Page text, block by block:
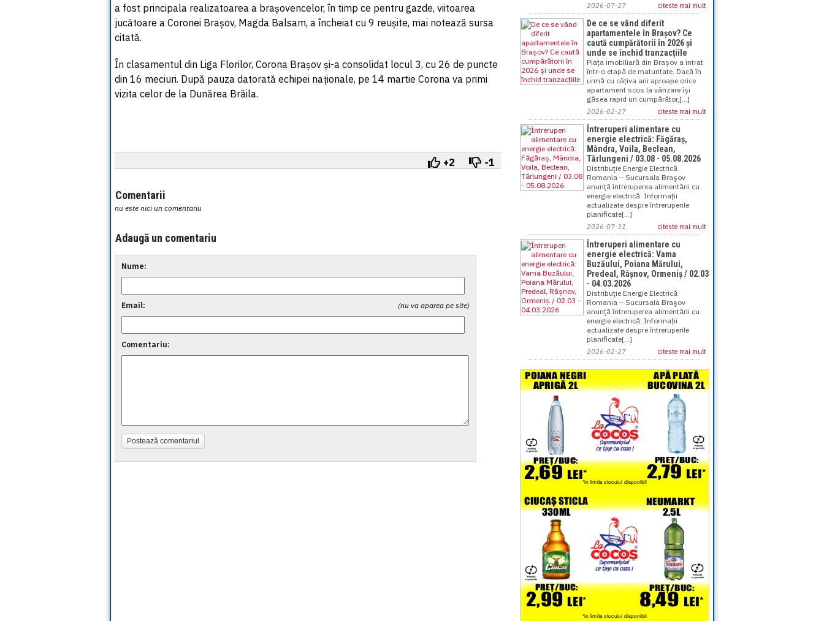
a fost principala realizatoarea a brașovencelor, în timp ce pentru gazde, viitoarea
jucătoare a Coronei Brașov, Magda Balsam, a încheiat cu 9 reușite, mai notează sursa
citată.
În clasamentul din Liga Florilor, Corona Brașov și-a consolidat locul 3, cu 26 de puncte
din 16 meciuri. După pauza datorată echipei naționale, pe 14 martie Corona va primi
vizita celor de la Dunărea Brăila.
+2 -1
Comentarii
nu este nici un comentariu
Adaugă un comentariu
Nume:
(nu va aparea pe site)
Email:
Comentariu:
Postează comentariul
2026-07-27 citeste mai mult
De ce se vând diferit
apartamentele în Brașov? Ce
caută cumpărătorii în 2026 și
unde se închid tranzacțiile
Piața imobiliară din Brașov a intrat
într-o etapă de maturitate. Dacă în
urmă cu câțiva ani aproape orice
apartament scos la vânzare își
găsea rapid un cumpărător,[...]
2026-02-27 citeste mai mult
Întreruperi alimentare cu
energie electrică: Făgăraș,
Mândra, Voila, Beclean,
Tărlungeni / 03.08 - 05.08.2026
Distribuţie Energie Electrică
Romania – Sucursala Braşov
anunţă întreruperea alimentării cu
energie electrică: Informații
actualizate despre întreruperile
planificate[...]
2026-07-31 citeste mai mult
Întreruperi alimentare cu
energie electrică: Vama
Buzăului, Poiana Mărului,
Predeal, Râșnov, Ormeniș / 02.03
- 04.03.2026
Distribuţie Energie Electrică
Romania – Sucursala Braşov
anunţă întreruperea alimentării cu
energie electrică: Informații
actualizate despre întreruperile
planificate[...]
2026-02-27 citeste mai mult